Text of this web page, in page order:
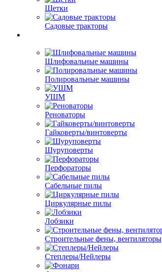
Щетки
Садовые тракторы
Шлифовальные машины
Полировальные машины
УШМ
Реноваторы
Гайковерты/винтоверты
Шуруповерты
Перфораторы
Сабельные пилы
Циркулярные пилы
Лобзики
Строительные фены, вентиляторы
Степлеры/Нейлеры